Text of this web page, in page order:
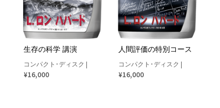
生存の科学 講演
コンパクト･ディスク |
¥16,000
人間評価の特別コース
コンパクト･ディスク |
¥16,000